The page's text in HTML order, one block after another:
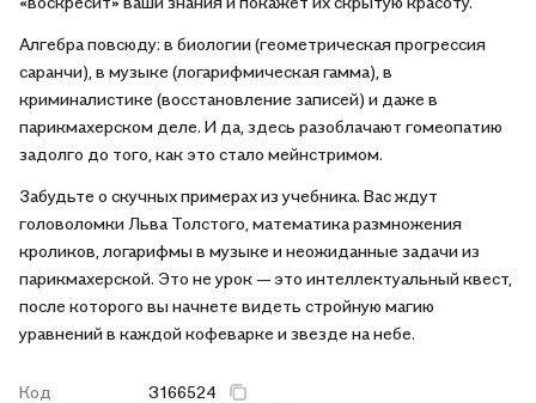
Алгебра повсюду: в биологии (геометрическая прогрессия
саранчи), в музыке (логарифмическая гамма), в
криминалистике (восстановление записей) и даже в
парикмахерском деле. И да, здесь разоблачают гомеопатию
задолго до того, как это стало мейнстримом.
Забудьте о скучных примерах из учебника. Вас ждут
головоломки Льва Толстого, математика размножения
кроликов, логарифмы в музыке и неожиданные задачи из
парикмахерской. Это не урок — это интеллектуальный квест,
после которого вы начнете видеть стройную магию
уравнений в каждой кофеварке и звезде на небе.
Код
3166524